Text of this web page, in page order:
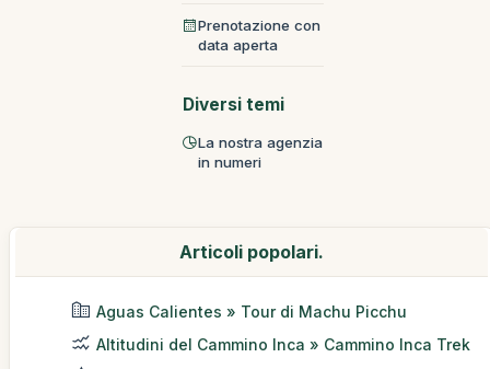
Prenotazione con
data aperta
Diversi temi
La nostra agenzia
in numeri
Articoli popolari.
Aguas Calientes » Tour di Machu Picchu
Altitudini del Cammino Inca » Cammino Inca Trek